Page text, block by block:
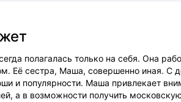
полагалась только на себя. Она
Её сестра, Маша, совершенно иная. С
и популярности. Маша привлекает
а в возможности получить